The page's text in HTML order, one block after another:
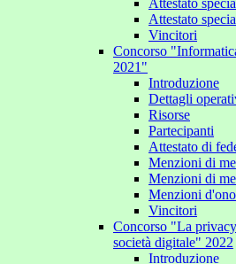
Attestato
Attestato
Vincitori
Concorso
2021"
Introduzione
Dettagli
Risorse
Partecipanti
Attestato di
Menzioni di
Menzioni di
Menzioni
Vincitori
Concorso "La
società digitale" 2022
Introduzione